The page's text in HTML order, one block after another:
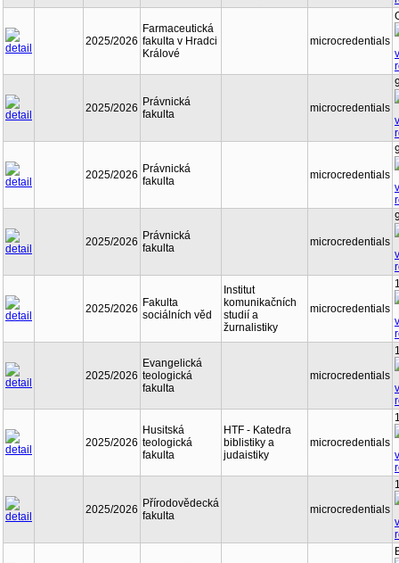
2025/2026
Farmaceutická
fakulta v Hradci
Králové
microcredentials
2025/2026 Právnická
fakulta
microcredentials
2025/2026 Právnická
fakulta
microcredentials
2025/2026 Právnická
fakulta
microcredentials
2025/2026 Fakulta
sociálních věd
Institut
komunikačních
studií a
žurnalistiky
microcredentials
2025/2026
Evangelická
teologická
fakulta
microcredentials
2025/2026
Husitská
teologická
fakulta
HTF - Katedra
biblistiky a
judaistiky
microcredentials
2025/2026 Přírodovědecká
fakulta
microcredentials